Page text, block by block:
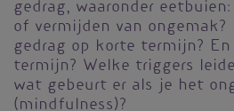
gedrag, waaronder
of vermijden van ongemak?
gedrag op korte termijn? En
termijn? Welke triggers
wat gebeurt er als je het
(mindfulness)?